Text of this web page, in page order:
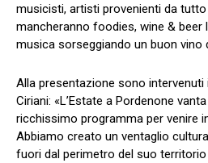
musicisti, artisti provenienti da
mancheranno foodies, wine & beer
musica sorseggiando un buon vino
Alla presentazione sono
Ciriani: «L’Estate a Pordenone
ricchissimo programma per venire
Abbiamo creato un ventaglio
fuori dal perimetro del suo